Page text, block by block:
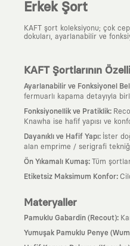
Erkek Şort
KAFT şort koleksiyonu; çok
dokuları, ayarlanabilir ve
KAFT Şortlarının
Ayarlanabilir ve Fonksiyonel Bel
fermuarlı kapama detayıyla
Fonksiyonellik ve Pratiklik:
Knawha ise hafif yapısı ve
Dayanıklı ve Hafif Yapı: İster
alan emprime / serigrafi
Ön Yıkamalı Kumaş: Tüm
Etiketsiz Maksimum Konfor:
Materyaller
Pamuklu Gabardin (Recout):
Yumuşak Pamuklu Penye